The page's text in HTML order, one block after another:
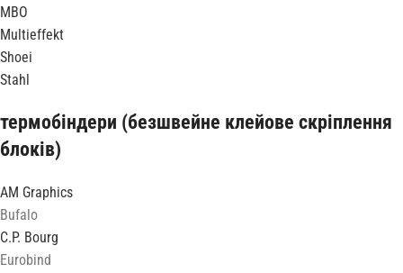
MBO
Multieffekt
Shoei
Stahl
термобіндери (безшвейне клейове скріплення
блоків)
AM Graphics
Bufalo
C.P. Bourg
Eurobind